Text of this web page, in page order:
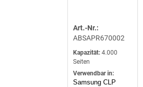
Art.-Nr.:
ABSAPR670002
Kapazität: 4.000
Seiten
Verwendbar in:
Samsung CLP